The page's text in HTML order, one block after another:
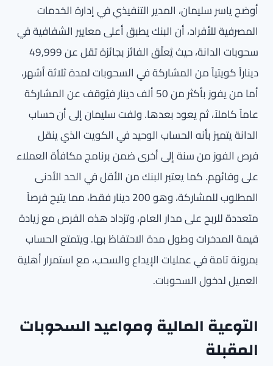
أوضح ياسر سليمان، المدير التنفيذي في إدارة الخدمات
المصرفية للأفراد، أن البنك يطبق أعلى معايير الشفافية في
سحوبات الدانة، حيث يُعلّق الفائز بجائزة تقل عن 49,999
ديناراً كويتياً من المشاركة في السحوبات لمدة ثلاثة أشهر،
أما من يفوز بأكثر من 50 ألف دينار فيُوقف عن المشاركة
عاماً كاملاً، ثم يعود بعدها. ولفت سليمان إلى أن حساب
الدانة يتميز بأنه الحساب الوحيد في الكويت الذي ينقل
فرص الفوز من سنة إلى أخرى ضمن برنامج مكافأة العملاء
على وفائهم. كما يعتبر البنك من الأقل في الحد الأدنى
المطلوب للمشاركة، وهو 200 دينار فقط، مما يتيح فرصاً
متعددة للربح على مدار العام، وتزداد هذه الفرص مع زيادة
قيمة المدخرات وطول مدة الاحتفاظ بها. ويتمتع الحساب
بمرونة تامة في عمليات الإيداع والسحب، مع استمرار أهلية
العميل لدخول السحوبات.
التوعية المالية ومواعيد السحوبات
المقبلة